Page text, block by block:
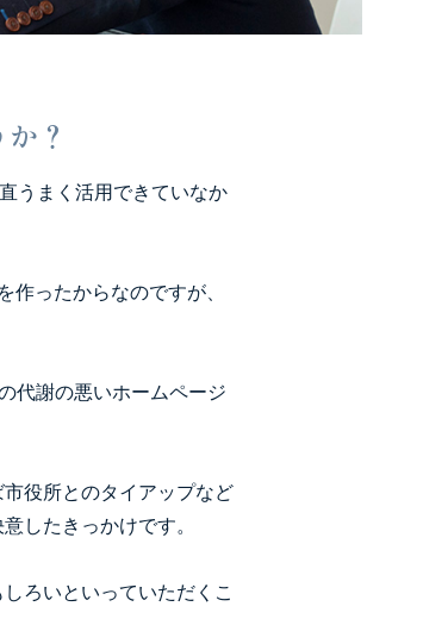
？
うまく活用できていなか
ったからなのですが、
代謝の悪いホームページ
役所とのタイアップなど
したきっかけです。
ろいといっていただくこ